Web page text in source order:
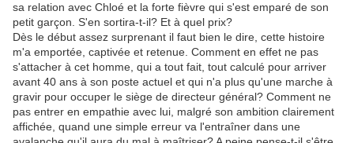
sa relation avec Chloé et la forte fièvre qui s'est emparé de son
petit garçon. S'en sortira-t-il? Et à quel prix?
Dès le début assez surprenant il faut bien le dire, cette histoire
m'a emportée, captivée et retenue. Comment en effet ne pas
s'attacher à cet homme, qui a tout fait, tout calculé pour arriver
avant 40 ans à son poste actuel et qui n'a plus qu'une marche à
gravir pour occuper le siège de directeur général? Comment ne
pas entrer en empathie avec lui, malgré son ambition clairement
affichée, quand une simple erreur va l'entraîner dans une